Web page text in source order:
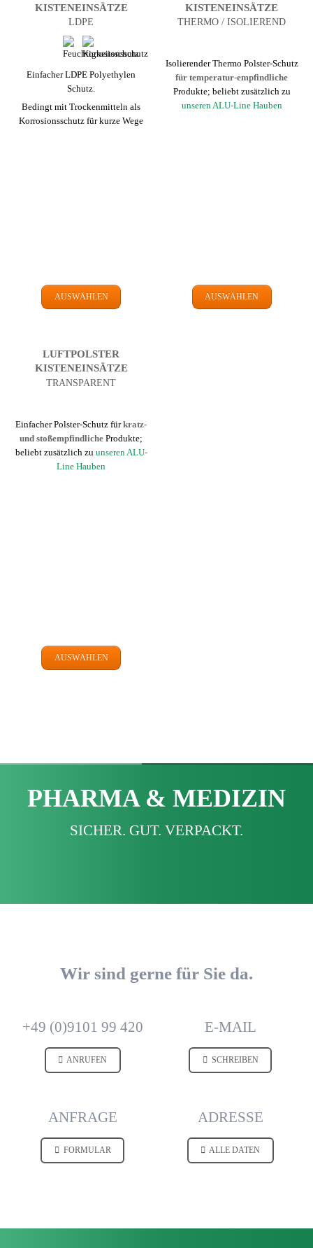
KISTEN­EINSÄTZE
LDPE
Einfacher LDPE Polyethylen
Schutz.
Bedingt mit Trockenmitteln als
Korrosions­schutz für kurze Wege
AUSWÄHLEN
KISTEN­EINSÄTZE
THERMO / ISOLIEREND
Isolierender Thermo Polster-Schutz
für temperatur-empfindliche
Produkte; beliebt zusätzlich zu
unseren ALU-Line Hauben
AUSWÄHLEN
LUFTPOLSTER
KISTEN­EINSÄTZE
TRANSPARENT
Einfacher Polster-Schutz fürkratz-
und stoßempfindliche Produkte;
beliebt zusätzlich zu unseren ALU-
Line Hauben
AUSWÄHLEN
PHARMA & MEDIZIN
SICHER. GUT. VERPACKT.
Wir sind gerne für Sie da.
+49 (0)9101 99 420
ANRUFEN
E-MAIL
SCHREIBEN
ANFRAGE
FORMULAR
ADRESSE
ALLE DATEN